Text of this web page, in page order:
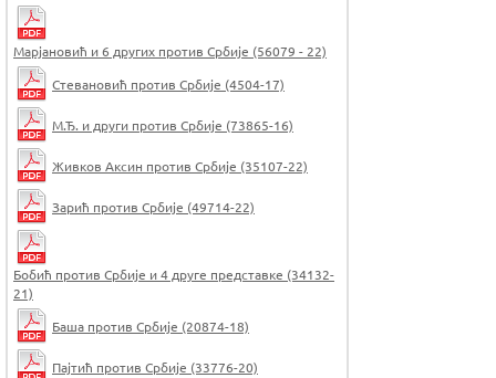
Марјановић и 6 других против Србије (56079 - 22)
Стевановић против Србије (4504-17)
М.Ђ. и други против Србије (73865-16)
Живков Аксин против Србије (35107-22)
Зарић против Србије (49714-22)
Бобић против Србије и 4 другe представкe (34132-
21)
Баша против Србије (20874-18)
Пајтић против Србије (33776-20)